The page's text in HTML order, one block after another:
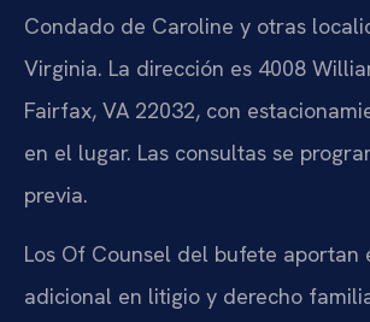
Condado de Caroline y otras
Virginia. La dirección es 4008
Fairfax, VA 22032, con
en el lugar. Las consultas se
previa.
Los Of Counsel del bufete aportan
adicional en litigio y derecho